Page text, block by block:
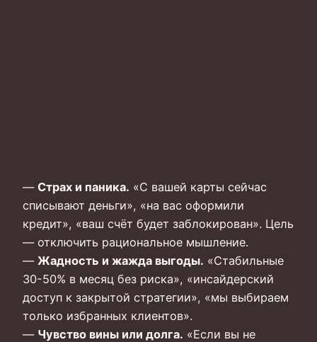
— Страх и паника. «С вашей карты сейчас
списывают деньги», «на вас оформили
кредит», «ваш счёт будет заблокирован». Цель
— отключить рациональное мышление.
— Жадность и жажда выгоды. «Стабильные
30-50% в месяц без риска», «инсайдерский
доступ к закрытой стратегии», «мы выбираем
только избранных клиентов».
— Чувство вины или долга. «Если вы не